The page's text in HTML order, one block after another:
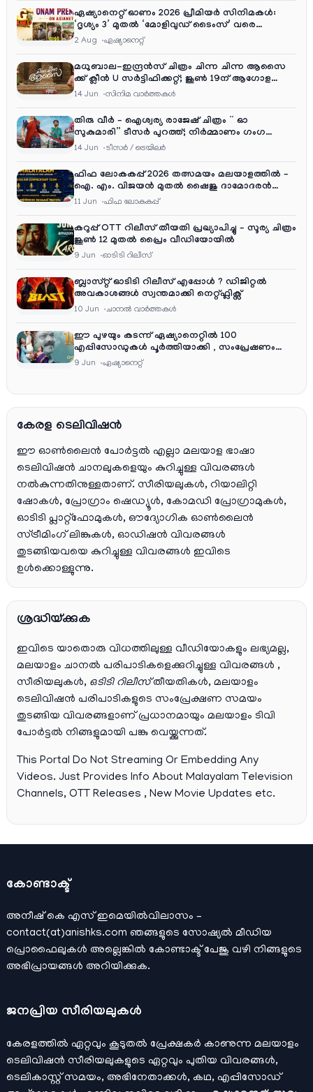
ഏഷ്യാനെറ്റ് ഓണം 2026 പ്രീമിയർ സിനിമകൾ:
‘ദൃശ്യം 3’ മുതൽ ‘മോളിവുഡ് ടൈംസ്’ വരെ
ആഘോഷ വിരുന്ന്
2 Aug ഏഷ്യാനെറ്റ്‌
മധുബാല-ഇന്ദ്രൻസ് ചിത്രം ചിന്ന ചിന്ന ആസൈ
ക്ക് ക്ലീൻ U സർട്ടിഫിക്കറ്റ്; ജൂൺ 19ന് ആഗോള
റിലീസ്
14 Jun സിനിമ വാര്‍ത്തകള്‍
തിരു വീർ – ഐശ്വര്യ രാജേഷ് ചിത്രം ” ഓ
സുകുമാരി” ടീസർ പുറത്ത്; നിർമ്മാണം ഗംഗ
എന്റർടൈൻമെന്റ്‌സ്
14 Jun ടീസര്‍ / ട്രെയിലര്‍
ഫിഫ ലോകകപ്പ് 2026 തത്സമയം മലയാളത്തിൽ –
ഐ. എം. വിജയൻ മുതൽ ഷൈജു ദാമോദരൻ
വരെ കമന്ററി സംഘത്തിൽ
11 Jun ഫിഫ ലോകകപ്പ്
കറുപ്പ് OTT റിലീസ് തീയതി പ്രഖ്യാപിച്ചു – സൂര്യ ചിത്രം
ജൂൺ 12 മുതൽ പ്രൈം വീഡിയോയിൽ
9 Jun ഓടിടി റിലീസ്
ബ്ലാസ്റ്റ് ഓടിടി റിലീസ് എപ്പോൾ ? ഡിജിറ്റൽ
അവകാശങ്ങൾ സ്വന്തമാക്കി നെറ്റ്ഫ്ലിക്സ്
10 Jun ചാനല്‍ വാര്‍ത്തകള്‍
ഈ പുഴയും കടന്ന് ഏഷ്യാനെറ്റിൽ 100
എപ്പിസോഡുകൾ പൂർത്തിയാക്കി , സംപ്രേഷണം
തിങ്കൾ മുതൽ വെള്ളി വരെ രാത്രി 9:30 ന്
9 Jun ഏഷ്യാനെറ്റ്‌
കേരള ടെലിവിഷൻ
ഈ ഓൺലൈൻ പോർട്ടൽ എല്ലാ മലയാള ഭാഷാ
ടെലിവിഷൻ ചാനലുകളെയും കുറിച്ചുള്ള വിവരങ്ങൾ
നൽകുന്നതിനുള്ളതാണ്. സീരിയലുകൾ, റിയാലിറ്റി
ഷോകൾ, പ്രോഗ്രാം ഷെഡ്യൂൾ, കോമഡി പ്രോഗ്രാമുകൾ,
ഓടിടി പ്ലാറ്റ്‌ഫോമുകൾ, ഔദ്യോഗിക ഓൺലൈൻ
സ്ട്രീമിംഗ് ലിങ്കുകൾ, ഓഡിഷൻ വിവരങ്ങൾ
തുടങ്ങിയവയെ കുറിച്ചുള്ള വിവരങ്ങൾ ഇവിടെ
ഉൾക്കൊള്ളുന്നു.
ശ്രദ്ധിയ്ക്കുക
ഇവിടെ യാതൊരു വിധത്തിലുള്ള വീഡിയോകളും ലഭ്യമല്ല,
മലയാളം ചാനല്‍ പരിപാടികളെക്കുറിച്ചുള്ള വിവരങ്ങള്‍ ,
സീരിയലുകള്‍, ഒടിടി റിലീസ്തീയതികള്‍, മലയാളം
ടെലിവിഷന്‍ പരിപാടികളുടെ സംപ്രേക്ഷണ സമയം
തുടങ്ങിയ വിവരങ്ങളാണ് പ്രധാനമായും മലയാളം ടിവി
പോര്‍ട്ടല്‍ നിങ്ങളുമായി പങ്കു വെയ്ക്കുന്നത്.
This Portal Do Not Streaming Or Embedding Any
Videos. Just Provides Info About Malayalam Television
Channels, OTT Releases , New Movie Updates etc.
കോണ്ടാക്ട്
അനീഷ്‌ കെ എസ് ഇമെയില്‍വിലാസം –
contact(at)anishks.com ഞങ്ങളുടെ സോഷ്യല്‍ മീഡിയ
പ്രൊഫൈലുകള്‍ അല്ലെങ്കില്‍ കോണ്ടാക്ട്പേജു വഴി നിങ്ങളുടെ
അഭിപ്രായങ്ങള്‍ അറിയിക്കുക.
ജനപ്രിയ സീരിയലുകള്‍
കേരളത്തിൽ ഏറ്റവും കൂടുതൽ പ്രേക്ഷകർ കാണുന്ന മലയാളം
ടെലിവിഷൻ സീരിയലുകളുടെ ഏറ്റവും പുതിയ വിവരങ്ങൾ,
ടെലികാസ്റ്റ് സമയം, അഭിനേതാക്കൾ, കഥ, എപ്പിസോഡ്